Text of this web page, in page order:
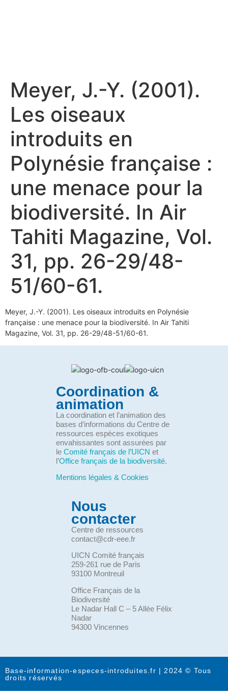
Meyer, J.-Y. (2001).
Les oiseaux
introduits en
Polynésie française :
une menace pour la
biodiversité. In Air
Tahiti Magazine, Vol.
31, pp. 26-29/48-
51/60-61.
Meyer, J.-Y. (2001). Les oiseaux introduits en Polynésie
française : une menace pour la biodiversité. In Air Tahiti
Magazine, Vol. 31, pp. 26-29/48-51/60-61.
Coordination &
animation
La coordination et l’animation des
bases d’informations du Centre de
ressources espèces exotiques
envahissantes sont assurées par
le Comité français de l’UICN et
l’Office français de la biodiversité.
Mentions légales & Cookies
Nous
contacter
Centre de ressources
contact@cdr-eee.fr
UICN Comité français
259-261 rue de Paris
93100 Montreuil
Office Français de la
Biodiversité
Le Nadar Hall C – 5 Allée Félix
Nadar
94300 Vincennes
Base-information-especes-introduites.fr | 2024 © Tous
droits réservés